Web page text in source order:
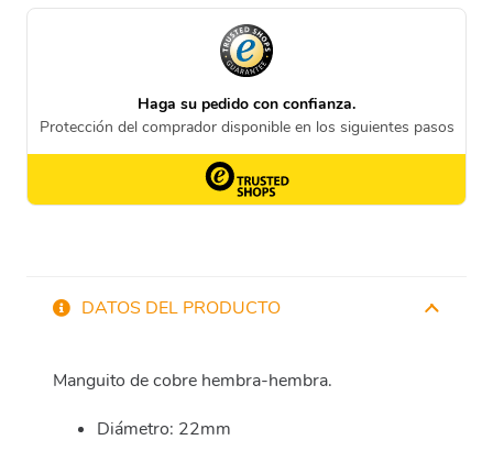
DATOS DEL PRODUCTO
Manguito de cobre hembra-hembra.
Diámetro: 22mm